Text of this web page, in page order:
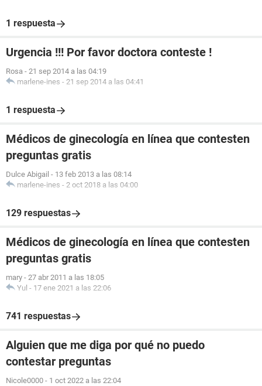
1 respuesta
Urgencia !!! Por favor doctora conteste !
Rosa - 21 sep 2014 a las 04:19
marlene-ines - 21 sep 2014 a las 04:41
1 respuesta
Médicos de ginecología en línea que contesten
preguntas gratis
Dulce Abigail - 13 feb 2013 a las 08:14
marlene-ines - 2 oct 2018 a las 04:00
129 respuestas
Médicos de ginecología en línea que contesten
preguntas gratis
mary - 27 abr 2011 a las 18:05
Yul - 17 ene 2021 a las 22:06
741 respuestas
Alguien que me diga por qué no puedo
contestar preguntas
Nicole0000 - 1 oct 2022 a las 22:04